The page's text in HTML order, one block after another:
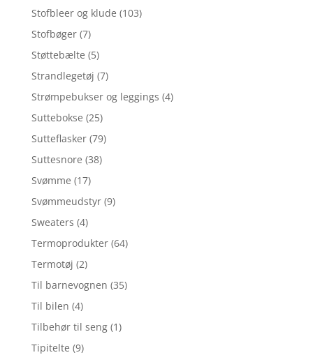
Stofbleer og klude (103)
Stofbøger (7)
Støttebælte (5)
Strandlegetøj (7)
Strømpebukser og leggings (4)
Suttebokse (25)
Sutteflasker (79)
Suttesnore (38)
Svømme (17)
Svømmeudstyr (9)
Sweaters (4)
Termoprodukter (64)
Termotøj (2)
Til barnevognen (35)
Til bilen (4)
Tilbehør til seng (1)
Tipitelte (9)